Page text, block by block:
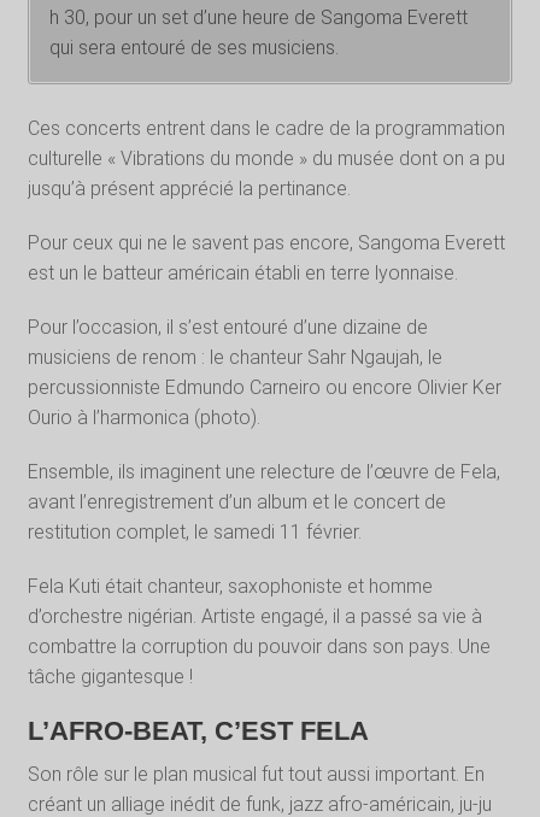
h 30, pour un set d’une heure de Sangoma Everett
qui sera entouré de ses musiciens.
Ces concerts entrent dans le cadre de la programmation
culturelle « Vibrations du monde » du musée dont on a pu
jusqu’à présent apprécié la pertinance.
Pour ceux qui ne le savent pas encore, Sangoma Everett
est un le batteur américain établi en terre lyonnaise.
Pour l’occasion, il s’est entouré d’une dizaine de
musiciens de renom : le chanteur Sahr Ngaujah, le
percussionniste Edmundo Carneiro ou encore Olivier Ker
Ourio à l’harmonica (photo).
Ensemble, ils imaginent une relecture de l’œuvre de Fela,
avant l’enregistrement d’un album et le concert de
restitution complet, le samedi 11 février.
Fela Kuti était chanteur, saxophoniste et homme
d’orchestre nigérian. Artiste engagé, il a passé sa vie à
combattre la corruption du pouvoir dans son pays. Une
tâche gigantesque !
L’AFRO-BEAT, C’EST FELA
Son rôle sur le plan musical fut tout aussi important. En
créant un alliage inédit de funk, jazz afro-américain, ju-ju